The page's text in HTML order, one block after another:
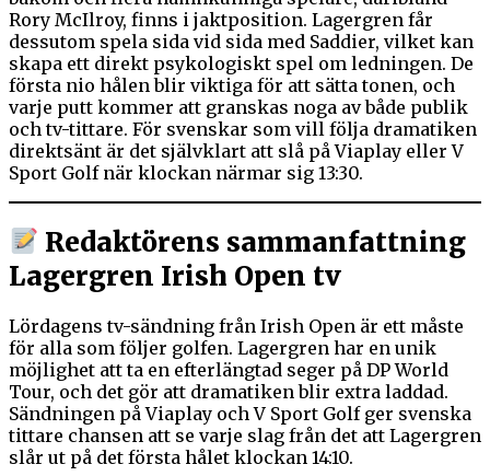
Rory McIlroy, finns i jaktposition. Lagergren får
dessutom spela sida vid sida med Saddier, vilket kan
skapa ett direkt psykologiskt spel om ledningen. De
första nio hålen blir viktiga för att sätta tonen, och
varje putt kommer att granskas noga av både publik
och tv-tittare. För svenskar som vill följa dramatiken
direktsänt är det självklart att slå på Viaplay eller V
Sport Golf när klockan närmar sig 13:30.
Redaktörens sammanfattning
Lagergren Irish Open tv
Lördagens tv-sändning från Irish Open är ett måste
för alla som följer golfen. Lagergren har en unik
möjlighet att ta en efterlängtad seger på DP World
Tour, och det gör att dramatiken blir extra laddad.
Sändningen på Viaplay och V Sport Golf ger svenska
tittare chansen att se varje slag från det att Lagergren
slår ut på det första hålet klockan 14:10.